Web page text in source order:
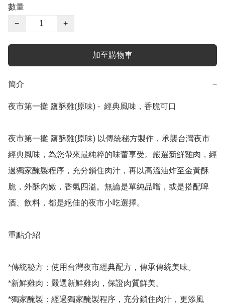
數量
−
+
加至購物車
簡介 −
夜市第一攤 鹽酥雞(原味) -  經典風味，香脆可口
夜市第一攤 鹽酥雞(原味) 以傳統秘方製作，承襲台灣夜市
經典風味，為您帶來最純粹的味蕾享受。嚴選新鮮雞肉，經
過獨家醃製程序，充分鎖住肉汁，再以高溫油炸至金黃酥
脆，外酥內嫩，香氣四溢。無論是單純品嚐，或是搭配啤
酒、飲料，都是絕佳的夜市小吃選擇。
重點介紹
*傳統秘方：使用台灣夜市經典配方，傳承傳統美味。
*新鮮雞肉：嚴選新鮮雞肉，保證肉質鮮美。
*獨家醃製：經過獨家醃製程序，充分鎖住肉汁，更添風